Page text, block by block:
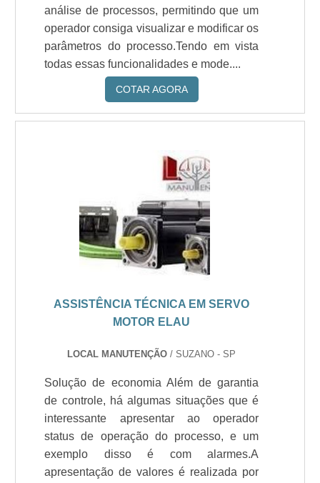
análise de processos, permitindo que um
operador consiga visualizar e modificar os
parâmetros do processo.Tendo em vista
todas essas funcionalidades e mode....
COTAR AGORA
ASSISTÊNCIA TÉCNICA EM SERVO
MOTOR ELAU
LOCAL MANUTENÇÃO / SUZANO - SP
Solução de economia Além de garantia
de controle, há algumas situações que é
interessante apresentar ao operador
status de operação do processo, e um
exemplo disso é com alarmes.A
apresentação de valores é realizada por